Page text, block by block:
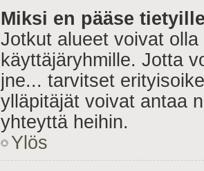
Miksi en pääse
Jotkut alueet voivat
käyttäjäryhmille. Jotta
jne... tarvitset
ylläpitäjät voivat antaa
yhteyttä heihin.
Ylös